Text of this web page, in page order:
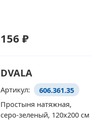
156 ₽
DVALA
Артикул:
606.361.35
Простыня натяжная,
серо-зеленый, 120x200 см